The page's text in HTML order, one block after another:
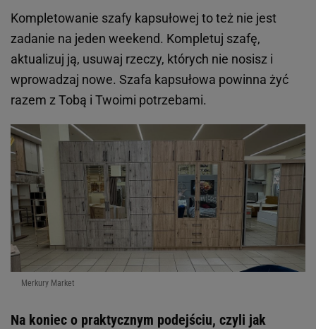
Kompletowanie szafy kapsułowej to też nie jest
zadanie na jeden weekend. Kompletuj szafę,
aktualizuj ją, usuwaj rzeczy, których nie nosisz i
wprowadzaj nowe. Szafa kapsułowa powinna żyć
razem z Tobą i Twoimi potrzebami.
Merkury Market
Na koniec o praktycznym podejściu, czyli jak